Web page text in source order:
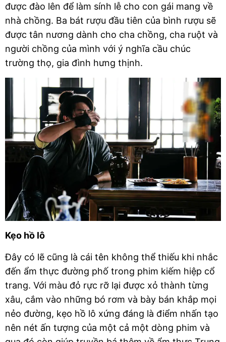
được đào lên để làm sính lễ cho con gái mang về
nhà chồng. Ba bát rượu đầu tiên của bình rượu sẽ
được tân nương dành cho cha chồng, cha ruột và
người chồng của mình với ý nghĩa cầu chúc
trường thọ, gia đình hưng thịnh.
Kẹo hồ lô
Đây có lẽ cũng là cái tên không thể thiếu khi nhắc
đến ẩm thực đường phố trong phim kiếm hiệp cổ
trang. Với màu đỏ rực rỡ lại được xỏ thành từng
xâu, cắm vào những bó rơm và bày bán khắp mọi
nẻo đường, kẹo hồ lô xứng đáng là điểm nhấn tạo
nên nét ấn tượng của một cả một dòng phim và